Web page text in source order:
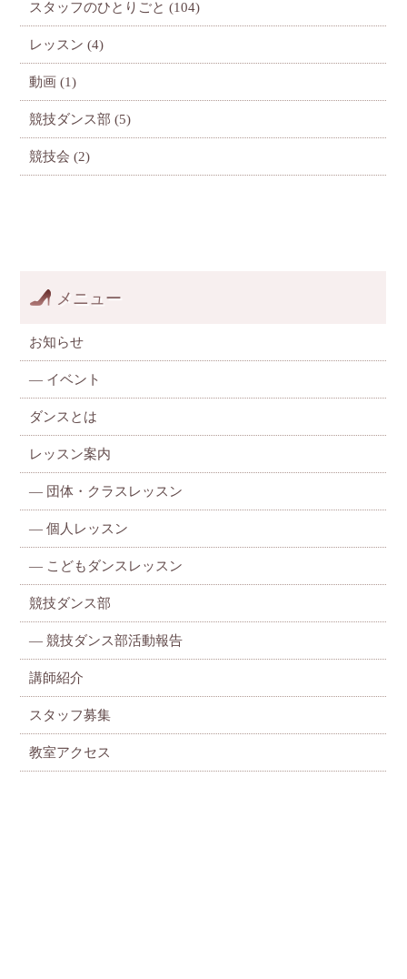
スタッフのひとりごと (104)
レッスン (4)
動画 (1)
競技ダンス部 (5)
競技会 (2)
メニュー
お知らせ
— イベント
ダンスとは
レッスン案内
— 団体・クラスレッスン
—個人レッスン
— こどもダンスレッスン
競技ダンス部
— 競技ダンス部活動報告
講師紹介
スタッフ募集
教室アクセス